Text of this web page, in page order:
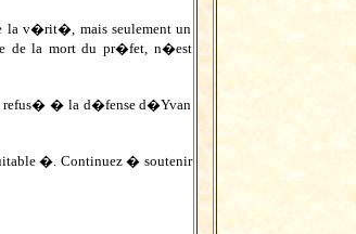
la v�rit�, mais seulement un
de la mort du pr�fet, n�est
refus� � la d�fense d�Yvan
�. Continuez � soutenir